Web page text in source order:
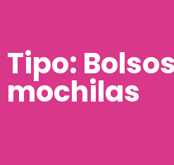
Tipo:
mochilas